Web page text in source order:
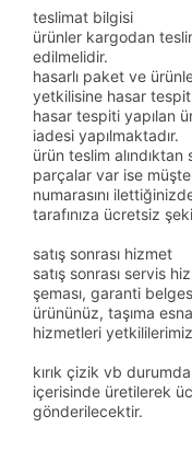
teslimat bilgisi
ürünler kargodan
edilmelidir.
hasarlı paket ve
yetkilisine hasar tespit
hasar tespiti yapılan
iadesi yapılmaktadır.
ürün teslim
parçalar var ise
numarasını
tarafınıza ücretsiz
satış sonrası hizmet
satış sonrası servis
şeması, garanti
ürününüz, taşıma
hizmetleri
kırık çizik vb
içerisinde üretilerek
gönderilecektir.